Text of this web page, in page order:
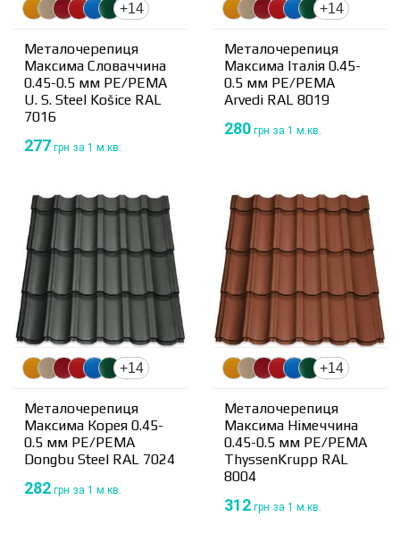
+14
Металочерепиця
Максима Словаччина
0.45-0.5 мм PE/PEMA
U. S. Steel Košice RAL
7016
277 грн за 1 м.кв.
+14
Металочерепиця
Максима Італія 0.45-
0.5 мм PE/PEMA
Arvedi RAL 8019
280 грн за 1 м.кв.
+14
Металочерепиця
Максима Корея 0.45-
0.5 мм PE/PEMA
Dongbu Steel RAL 7024
282 грн за 1 м.кв.
+14
Металочерепиця
Максима Німеччина
0.45-0.5 мм PE/PEMA
ThyssenKrupp RAL
8004
312 грн за 1 м.кв.